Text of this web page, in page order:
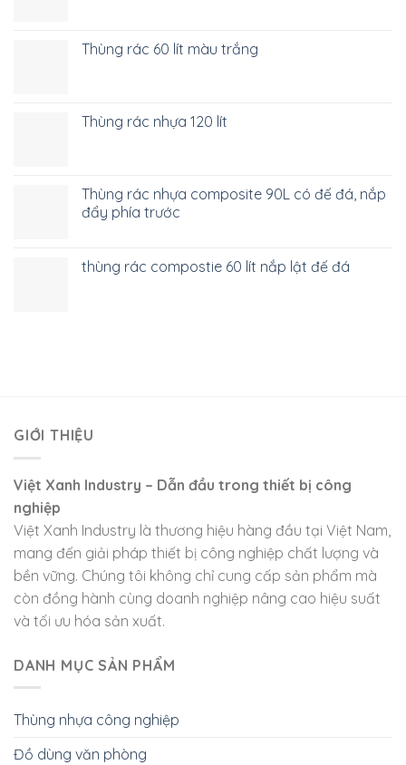
Thùng rác 60 lít màu trắng
Thùng rác nhựa 120 lít
Thùng rác nhựa composite 90L có đế đá, nắp
đẩy phía trước
thùng rác compostie 60 lít nắp lật đế đá
GIỚI THIỆU
Việt Xanh Industry – Dẫn đầu trong thiết bị công
nghiệp
Việt Xanh Industry là thương hiệu hàng đầu tại Việt Nam,
mang đến giải pháp thiết bị công nghiệp chất lượng và
bền vững. Chúng tôi không chỉ cung cấp sản phẩm mà
còn đồng hành cùng doanh nghiệp nâng cao hiệu suất
và tối ưu hóa sản xuất.
DANH MỤC SẢN PHẨM
Thùng nhựa công nghiệp
Đồ dùng văn phòng